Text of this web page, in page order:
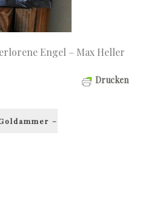
Engel – Max Heller
Drucken
–